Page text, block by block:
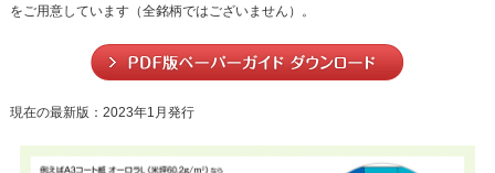
をご用意しています（全銘柄ではございません）。
現在の最新版：2023年1月発行